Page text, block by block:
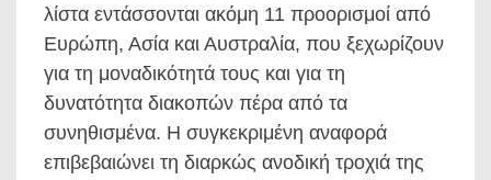
λίστα εντάσσονται ακόμη 11 προορισμοί από
Ευρώπη, Ασία και Αυστραλία, που ξεχωρίζουν
για τη μοναδικότητά τους και για τη
δυνατότητα διακοπών πέρα από τα
συνηθισμένα. Η συγκεκριμένη αναφορά
επιβεβαιώνει τη διαρκώς ανοδική τροχιά της